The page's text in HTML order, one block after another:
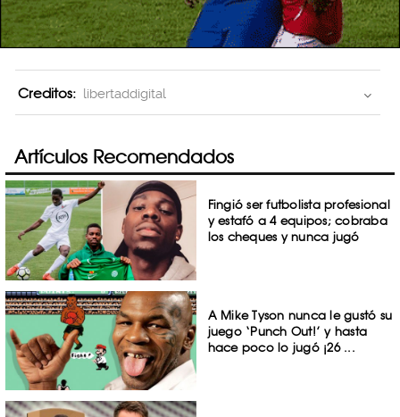
Creditos: libertaddigital
Artículos Recomendados
Fingió ser futbolista profesional
y estafó a 4 equipos; cobraba
los cheques y nunca jugó
A Mike Tyson nunca le gustó su
juego ‘Punch Out!’ y hasta
hace poco lo jugó ¡26 ...